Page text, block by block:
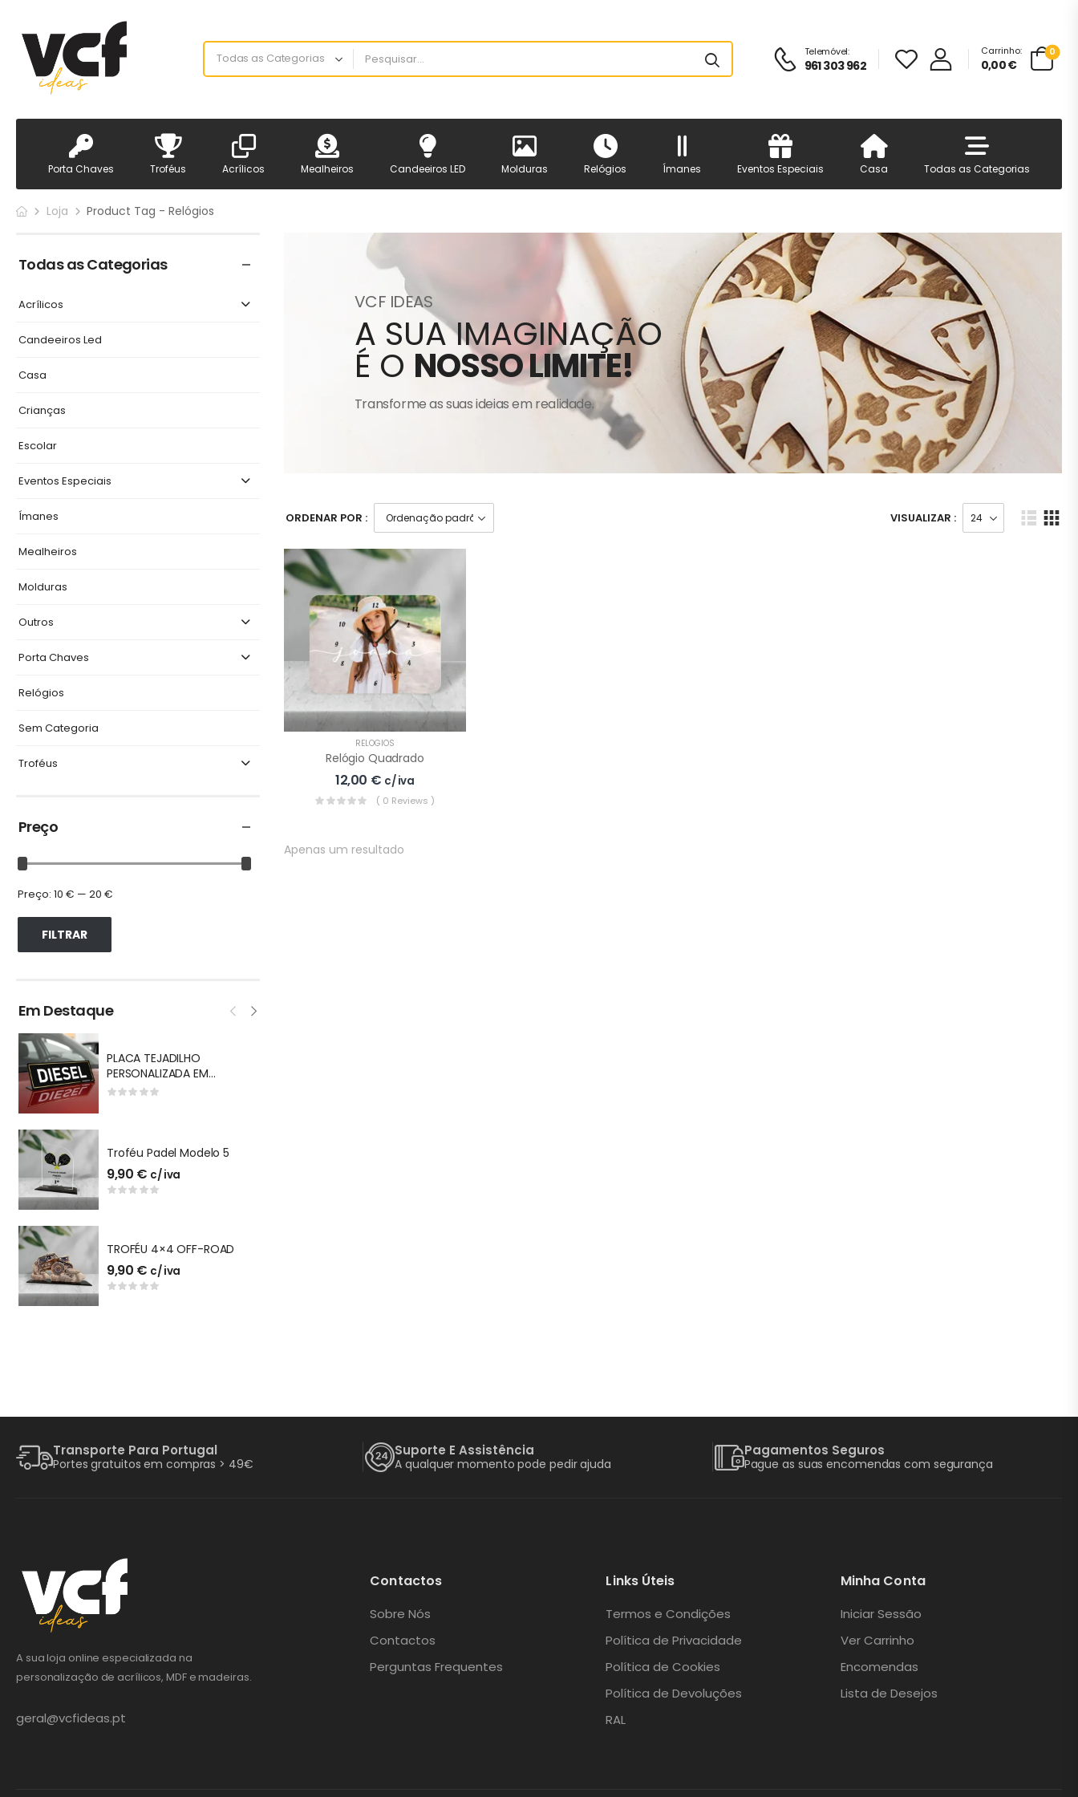
Telemóvel:
961 303 962
Carrinho:
0,00€
0
Porta Chaves Troféus Acrílicos Mealheiros Candeeiros LED Molduras Relógios Ímanes Eventos Especiais Casa Todas as Categorias
Loja Product Tag - Relógios
Todas as Categorias
Acrílicos
Candeeiros Led
Casa
Crianças
Escolar
Eventos Especiais
Ímanes
Mealheiros
Molduras
Outros
Porta Chaves
Relógios
Sem Categoria
Troféus
Preço
FILTRAR
Preço: 10 € — 20 €
Em Destaque
PLACA TEJADILHO
PERSONALIZADA EM
ACRILICO STAND
Troféu Padel Modelo 5
9,90 € c/ iva
TROFÉU 4×4 OFF-ROAD
9,90 € c/ iva
VCF IDEAS
A SUA IMAGINAÇÃO
É O NOSSO LIMITE!
Transforme as suas ideias em realidade.
ORDENAR POR : VISUALIZAR :
RELÓGIOS
Relógio Quadrado
12,00 € c/ iva
( 0 Reviews )
Apenas um resultado
Transporte Para Portugal
Portes gratuitos em compras > 49€
Suporte E Assistência
A qualquer momento pode pedir ajuda
Pagamentos Seguros
Pague as suas encomendas com segurança
A sua loja online especializada na
personalização de acrílicos, MDF e madeiras.
geral@vcfideas.pt
Contactos
Sobre Nós
Contactos
Perguntas Frequentes
Links Úteis
Termos e Condições
Política de Privacidade
Política de Cookies
Política de Devoluções
RAL
Minha Conta
Iniciar Sessão
Ver Carrinho
Encomendas
Lista de Desejos